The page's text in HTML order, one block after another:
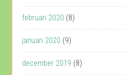
februari 2020 (8)
januari 2020 (9)
december 2019 (8)